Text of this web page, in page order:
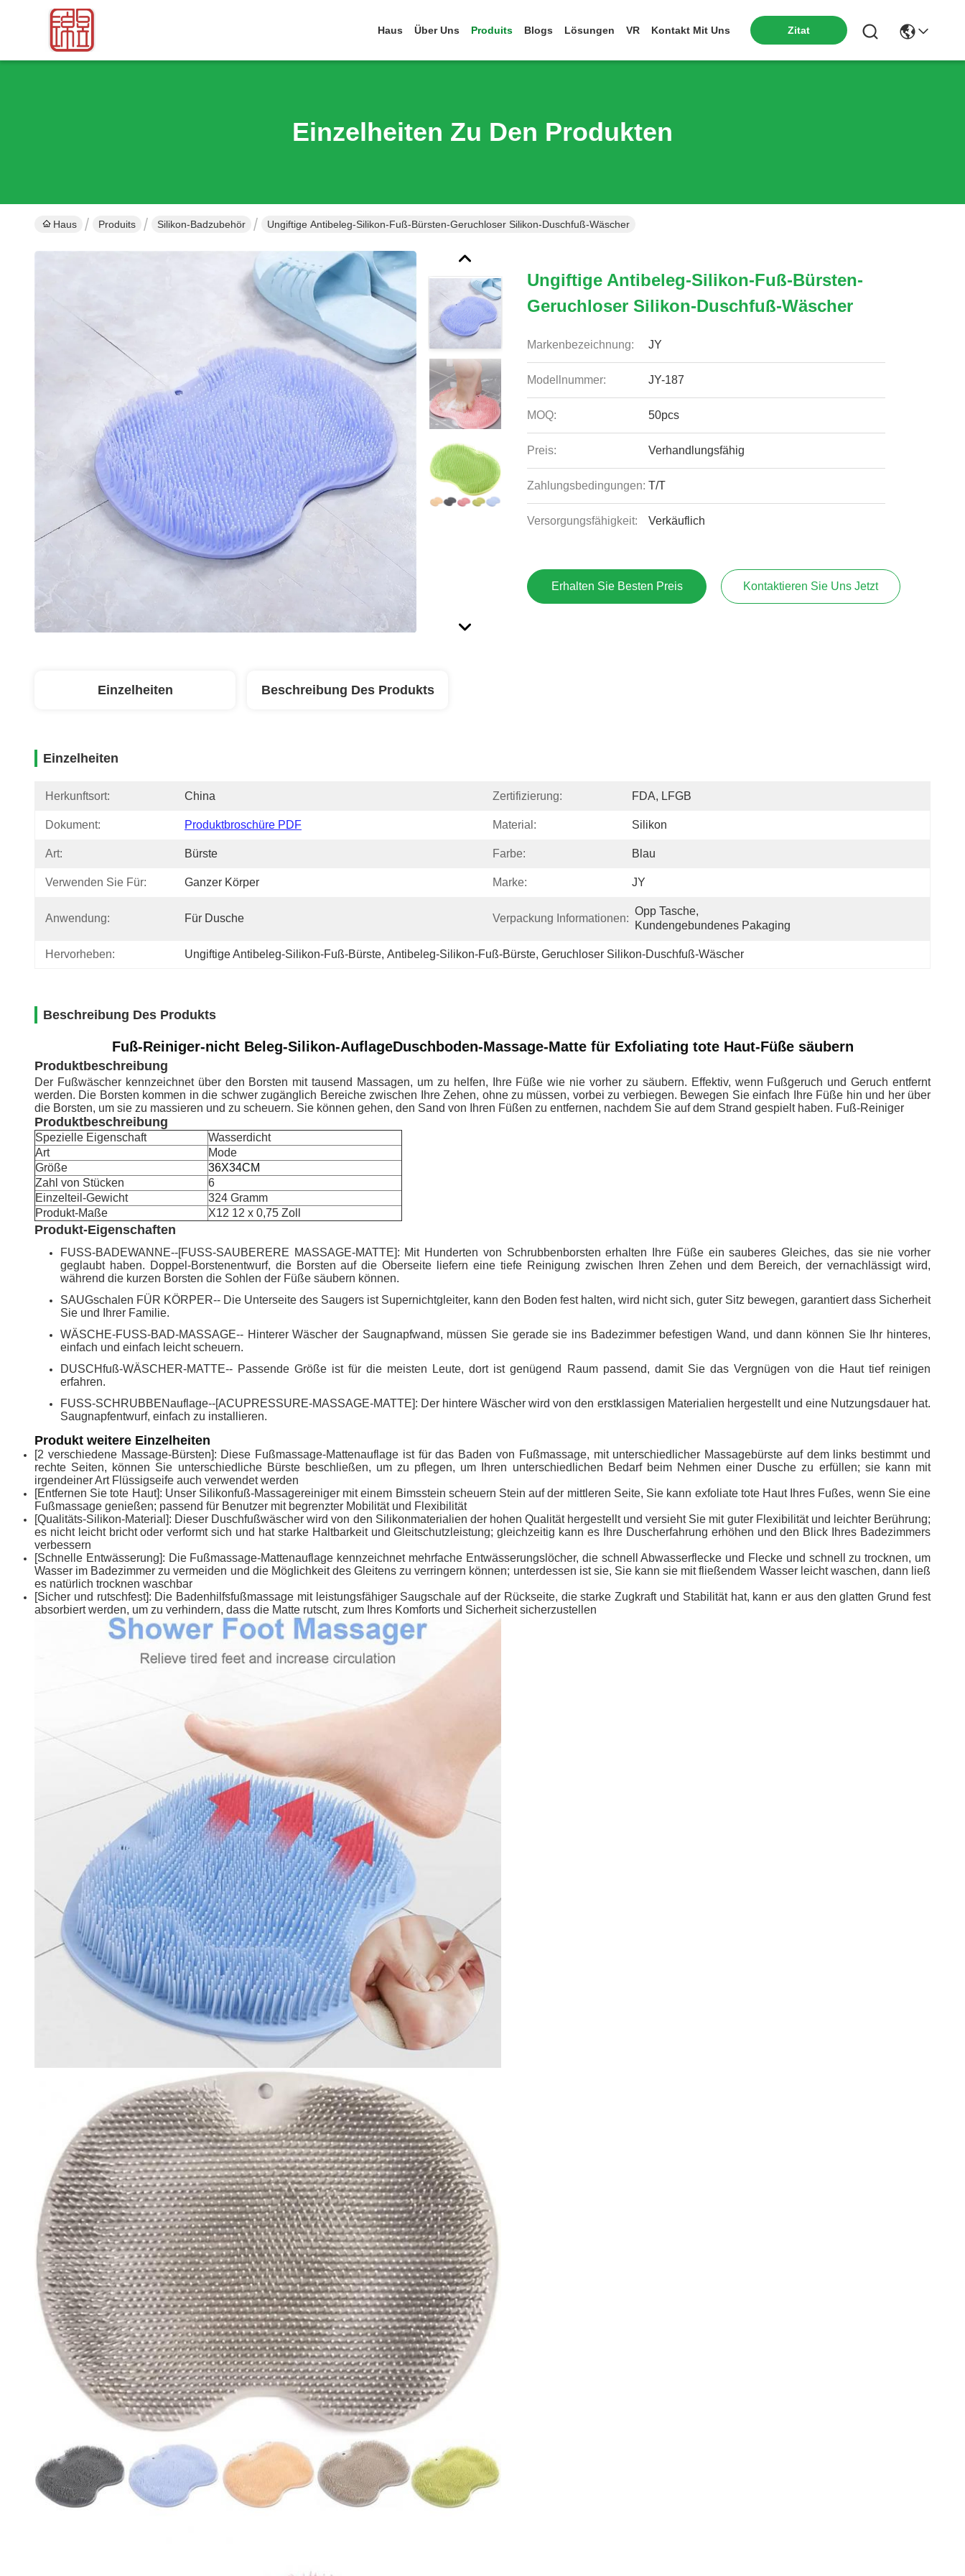
Haus Über Uns Produits Blogs Lösungen VR Kontakt Mit Uns Zitat
Einzelheiten Zu Den Produkten
Haus Produits Silikon-Badzubehör Ungiftige Antibeleg-Silikon-Fuß-Bürsten-Geruchloser Silikon-Duschfuß-Wäscher
Ungiftige Antibeleg-Silikon-Fuß-Bürsten-
Geruchloser Silikon-Duschfuß-Wäscher
Markenbezeichnung: JY
Modellnummer: JY-187
MOQ: 50pcs
Preis: Verhandlungsfähig
Zahlungsbedingungen: T/T
Versorgungsfähigkeit: Verkäuflich
Erhalten Sie Besten Preis Kontaktieren Sie Uns Jetzt
Einzelheiten Beschreibung Des Produkts
Einzelheiten
Herkunftsort: China Zertifizierung: FDA, LFGB
Dokument: Produktbroschüre PDF Material: Silikon
Art: Bürste Farbe: Blau
Verwenden Sie Für: Ganzer Körper Marke: JY
Anwendung: Für Dusche Verpackung Informationen:
Opp Tasche,
Kundengebundenes Pakaging
Hervorheben: Ungiftige Antibeleg-Silikon-Fuß-Bürste, Antibeleg-Silikon-Fuß-Bürste, Geruchloser Silikon-Duschfuß-Wäscher
Beschreibung Des Produkts
Fuß-Reiniger-nicht Beleg-Silikon-AuflageDuschboden-Massage-Matte für Exfoliating tote Haut-Füße säubern
Produktbeschreibung
Der Fußwäscher kennzeichnet über den Borsten mit tausend Massagen, um zu helfen, Ihre Füße wie nie vorher zu säubern. Effektiv, wenn Fußgeruch und Geruch entfernt
werden. Die Borsten kommen in die schwer zugänglich Bereiche zwischen Ihre Zehen, ohne zu müssen, vorbei zu verbiegen. Bewegen Sie einfach Ihre Füße hin und her über
die Borsten, um sie zu massieren und zu scheuern. Sie können gehen, den Sand von Ihren Füßen zu entfernen, nachdem Sie auf dem Strand gespielt haben. Fuß-Reiniger
Produktbeschreibung
Spezielle Eigenschaft
Wasserdicht
Art
Mode
Größe
36X34CM
Zahl von Stücken
6
Einzelteil-Gewicht
324 Gramm
Produkt-Maße
X12 12 x 0,75 Zoll
Produkt-Eigenschaften
FUSS-BADEWANNE--[FUSS-SAUBERERE MASSAGE-MATTE]: Mit Hunderten von Schrubbenborsten erhalten Ihre Füße ein sauberes Gleiches, das sie nie vorher
geglaubt haben. Doppel-Borstenentwurf, die Borsten auf die Oberseite liefern eine tiefe Reinigung zwischen Ihren Zehen und dem Bereich, der vernachlässigt wird,
während die kurzen Borsten die Sohlen der Füße säubern können.
SAUGschalen FÜR KÖRPER-- Die Unterseite des Saugers ist Supernichtgleiter, kann den Boden fest halten, wird nicht sich, guter Sitz bewegen, garantiert dass Sicherheit
Sie und Ihrer Familie.
WÄSCHE-FUSS-BAD-MASSAGE-- Hinterer Wäscher der Saugnapfwand, müssen Sie gerade sie ins Badezimmer befestigen Wand, und dann können Sie Ihr hinteres,
einfach und einfach leicht scheuern.
DUSCHfuß-WÄSCHER-MATTE-- Passende Größe ist für die meisten Leute, dort ist genügend Raum passend, damit Sie das Vergnügen von die Haut tief reinigen
erfahren.
FUSS-SCHRUBBENauflage--[ACUPRESSURE-MASSAGE-MATTE]: Der hintere Wäscher wird von den erstklassigen Materialien hergestellt und eine Nutzungsdauer hat.
Saugnapfentwurf, einfach zu installieren.
Produkt weitere Einzelheiten
[2 verschiedene Massage-Bürsten]: Diese Fußmassage-Mattenauflage ist für das Baden von Fußmassage, mit unterschiedlicher Massagebürste auf dem links bestimmt und
rechte Seiten, können Sie unterschiedliche Bürste beschließen, um zu pflegen, um Ihren unterschiedlichen Bedarf beim Nehmen einer Dusche zu erfüllen; sie kann mit
irgendeiner Art Flüssigseife auch verwendet werden
[Entfernen Sie tote Haut]: Unser Silikonfuß-Massagereiniger mit einem Bimsstein scheuern Stein auf der mittleren Seite, Sie kann exfoliate tote Haut Ihres Fußes, wenn Sie eine
Fußmassage genießen; passend für Benutzer mit begrenzter Mobilität und Flexibilität
[Qualitäts-Silikon-Material]: Dieser Duschfußwäscher wird von den Silikonmaterialien der hohen Qualität hergestellt und versieht Sie mit guter Flexibilität und leichter Berührung;
es nicht leicht bricht oder verformt sich und hat starke Haltbarkeit und Gleitschutzleistung; gleichzeitig kann es Ihre Duscherfahrung erhöhen und den Blick Ihres Badezimmers
verbessern
[Schnelle Entwässerung]: Die Fußmassage-Mattenauflage kennzeichnet mehrfache Entwässerungslöcher, die schnell Abwasserflecke und Flecke und schnell zu trocknen, um
Wasser im Badezimmer zu vermeiden und die Möglichkeit des Gleitens zu verringern können; unterdessen ist sie, Sie kann sie mit fließendem Wasser leicht waschen, dann ließ
es natürlich trocknen waschbar
[Sicher und rutschfest]: Die Badenhilfsfußmassage mit leistungsfähiger Saugschale auf der Rückseite, die starke Zugkraft und Stabilität hat, kann er aus den glatten Grund fest
absorbiert werden, um zu verhindern, dass die Matte rutscht, zum Ihres Komforts und Sicherheit sicherzustellen